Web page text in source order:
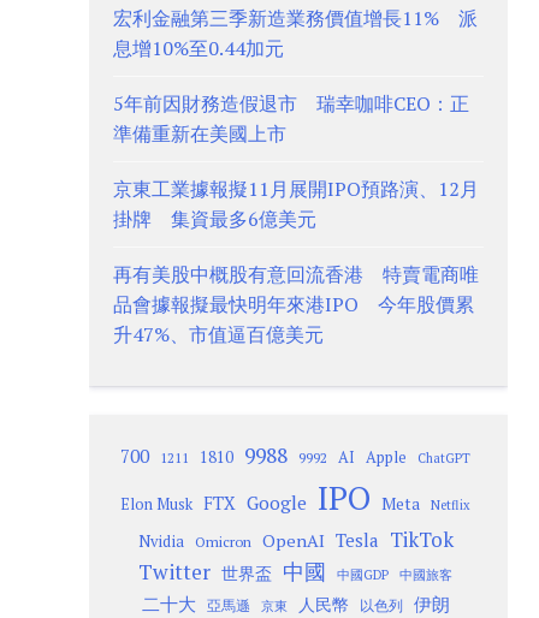
宏利金融第三季新造業務價值增長11% 派
息增10%至0.44加元
5年前因財務造假退市 瑞幸咖啡CEO：正
準備重新在美國上市
京東工業據報擬11月展開IPO預路演、12月
掛牌 集資最多6億美元
再有美股中概股有意回流香港 特賣電商唯
品會據報擬最快明年來港IPO 今年股價累
升47%、市值逼百億美元
700 1211 1810 9988 9992 AI Apple ChatGPT
Elon Musk FTX Google IPO Meta Netflix
Nvidia Omicron OpenAI Tesla TikTok
Twitter 世界盃 中國 中國GDP 中國旅客
二十大 亞馬遜 京東 人民幣 以色列 伊朗